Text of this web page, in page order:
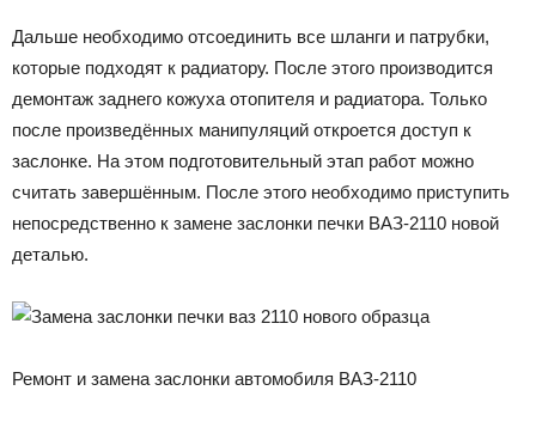
Дальше необходимо отсоединить все шланги и патрубки,
которые подходят к радиатору. После этого производится
демонтаж заднего кожуха отопителя и радиатора. Только
после произведённых манипуляций откроется доступ к
заслонке. На этом подготовительный этап работ можно
считать завершённым. После этого необходимо приступить
непосредственно к замене заслонки печки ВАЗ-2110 новой
деталью.
Ремонт и замена заслонки автомобиля ВАЗ-2110